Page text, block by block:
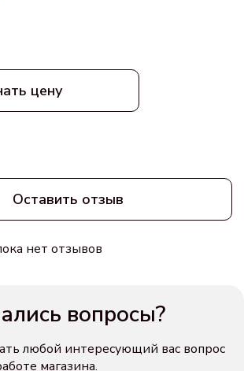
цену
Оставить отзыв
нет отзывов
вопросы?
любой интересующий вас вопрос
магазина.